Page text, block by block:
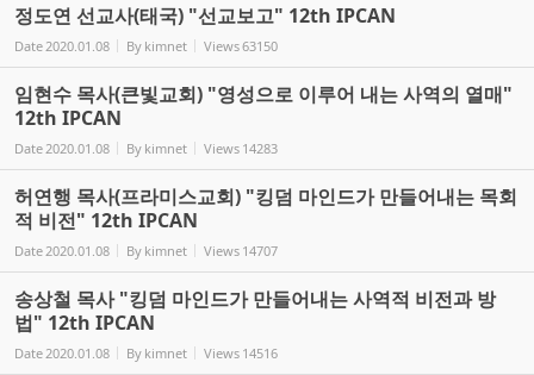
정도연 선교사(태국) "선교보고" 12th IPCAN
Date 2020.01.08 By kimnet Views63150
임현수 목사(큰빛교회) "영성으로 이루어 내는 사역의 열매"
12th IPCAN
Date 2020.01.08 By kimnet Views 14283
허연행 목사(프라미스교회) "킹덤 마인드가 만들어내는 목회
적 비전" 12th IPCAN
Date 2020.01.08 By kimnet Views 14707
송상철 목사 "킹덤 마인드가 만들어내는 사역적 비전과 방
법" 12th IPCAN
Date 2020.01.08 By kimnet Views 14516